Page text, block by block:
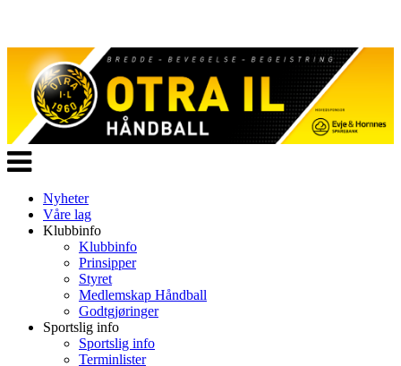
Veksle
navigasjon
Nyheter
Våre lag
Klubbinfo
Klubbinfo
Prinsipper
Styret
Medlemskap Håndball
Godtgjøringer
Sportslig info
Sportslig info
Terminlister